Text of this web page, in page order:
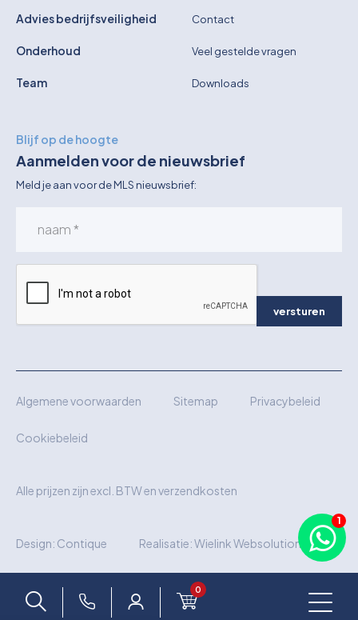
0
Advies bedrijfsveiligheid
Onderhoud
Team
Contact
Veel gestelde vragen
Downloads
Blijf op de hoogte
Aanmelden voor de nieuwsbrief
Meld je aan voor de MLS nieuwsbrief:
versturen
Algemene voorwaarden Sitemap Privacybeleid
Cookiebeleid
Alle prijzen zijn excl. BTW en verzendkosten
Design: Contique Realisatie:Wielink Websolutions